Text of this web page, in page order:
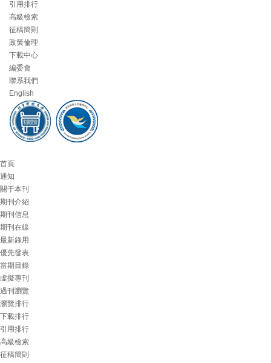
引用排行
高級檢索
征稿簡則
政策倫理
下載中心
編委會
聯系我們
English
首頁
通知
關于本刊
期刊介紹
期刊信息
期刊在線
最新錄用
優先發表
當期目錄
虛擬專刊
過刊瀏覽
瀏覽排行
下載排行
引用排行
高級檢索
征稿簡則